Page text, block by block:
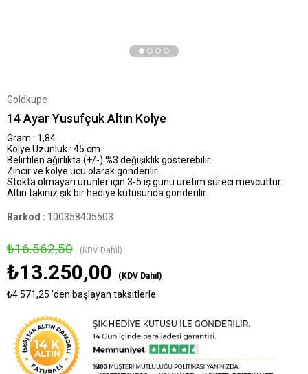
Goldkupe
14 Ayar Yusufçuk Altın Kolye
Gram : 1,84
Kolye Uzunluk : 45 cm
Belirtilen ağırlıkta (+/-) %3 değişiklik gösterebilir.
Zincir ve kolye ucu olarak gönderilir.
Stokta olmayan ürünler için 3-5 iş günü üretim süreci mevcuttur.
Altın takınız şık bir hediye kutusunda gönderilir.
Barkod : 100358405503
₺16.562,50 (KDV Dahil)
₺13.250,00 (KDV Dahil)
₺4.571,25 'den başlayan taksitlerle